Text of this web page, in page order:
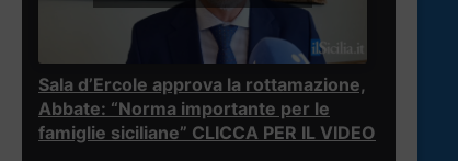
Sala d’Ercole approva la rottamazione,
Abbate: “Norma importante per le
famiglie siciliane” CLICCA PER IL VIDEO